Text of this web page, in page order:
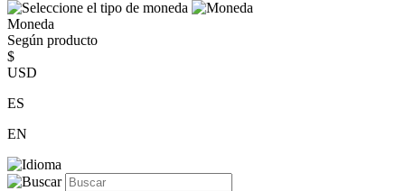
Moneda
Según producto
$
USD
ES
EN